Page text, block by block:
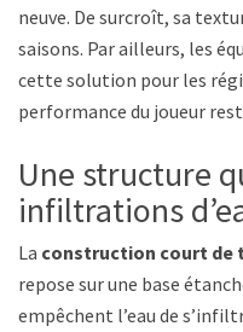
neuve. De surcroît, sa
saisons. Par ailleurs, les
cette solution pour les
performance du joueur
Une structure
infiltrations
La construction court de
repose sur une base
empêchent l’eau de